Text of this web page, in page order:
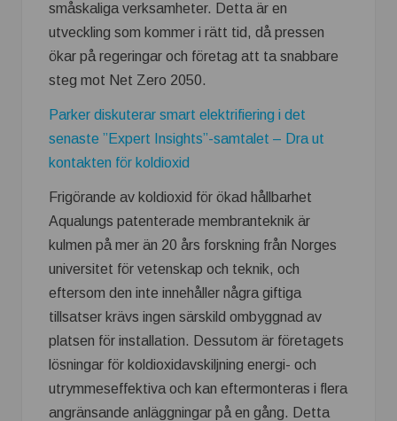
småskaliga verksamheter. Detta är en
utveckling som kommer i rätt tid, då pressen
ökar på regeringar och företag att ta snabbare
steg mot Net Zero 2050.
Parker diskuterar smart elektrifiering i det
senaste ”Expert Insights”-samtalet – Dra ut
kontakten för koldioxid
Frigörande av koldioxid för ökad hållbarhet
Aqualungs patenterade membranteknik är
kulmen på mer än 20 års forskning från Norges
universitet för vetenskap och teknik, och
eftersom den inte innehåller några giftiga
tillsatser krävs ingen särskild ombyggnad av
platsen för installation. Dessutom är företagets
lösningar för koldioxidavskiljning energi- och
utrymmeseffektiva och kan eftermonteras i flera
angränsande anläggningar på en gång. Detta